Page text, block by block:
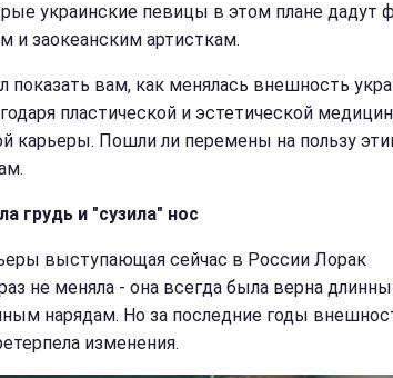
украинские певицы в этом плане дадут
и заокеанским артисткам.
показать вам, как менялась внешность
пластической и эстетической
карьеры. Пошли ли перемены на пользу
грудь и "сузила" нос
выступающая сейчас в России Лорак
не меняла - она всегда была верна
нарядам. Но за последние годы
изменения.